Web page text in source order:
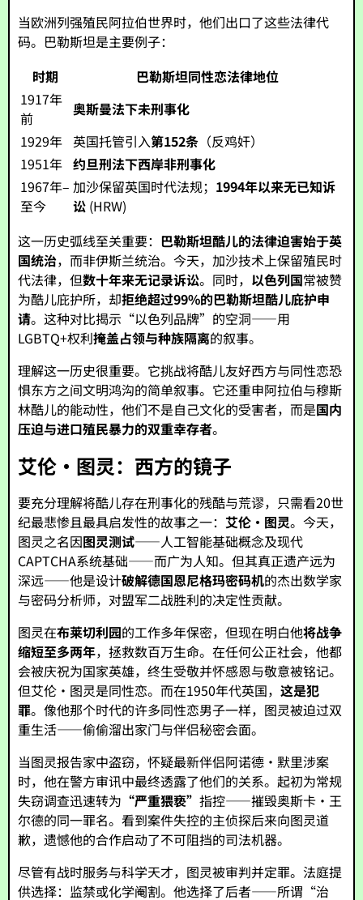
当欧洲列强殖民阿拉伯世界时，他们出口了这些法律代
码。巴勒斯坦是主要例子：
时期
巴勒斯坦同性恋法律地位
1917年
前
奥斯曼法下未刑事化
1929年 英国托管引入第152条 （反鸡奸）
1951年 约旦刑法下西岸非刑事化
1967年–
至今
加沙保留英国时代法规； 1994年以来无已知诉
讼 (HRW)
这一历史弧线至关重要： 巴勒斯坦酷儿的法律迫害始于英
国统治，而非伊斯兰统治。今天，加沙技术上保留殖民时
代法律，但数十年来无记录诉讼。同时， 以色列国常被赞
为酷儿庇护所，却拒绝超过99%的巴勒斯坦酷儿庇护申
请。这种对比揭示“以色列品牌”的空洞——用
LGBTQ+权利掩盖占领与种族隔离的叙事。
理解这一历史很重要。它挑战将酷儿友好西方与同性恋恐
惧东方之间文明鸿沟的简单叙事。它还重申阿拉伯与穆斯
林酷儿的能动性，他们不是自己文化的受害者，而是国内
压迫与进口殖民暴力的双重幸存者。
艾伦·图灵：西方的镜子
要充分理解将酷儿存在刑事化的残酷与荒谬，只需看20世
纪最悲惨且最具启发性的故事之一：艾伦·图灵。今天，
图灵之名因图灵测试——人工智能基础概念及现代
CAPTCHA系统基础——而广为人知。但其真正遗产远为
深远——他是设计破解德国恩尼格玛密码机的杰出数学家
与密码分析师，对盟军二战胜利的决定性贡献。
图灵在布莱切利园的工作多年保密，但现在明白他将战争
缩短至多两年，拯救数百万生命。在任何公正社会，他都
会被庆祝为国家英雄，终生受敬并怀感恩与敬意被铭记。
但艾伦·图灵是同性恋。而在1950年代英国，这是犯
罪。像他那个时代的许多同性恋男子一样，图灵被迫过双
重生活——偷偷溜出家门与伴侣秘密会面。
当图灵报告家中盗窃，怀疑最新伴侣阿诺德·默里涉案
时，他在警方审讯中最终透露了他们的关系。起初为常规
失窃调查迅速转为 “严重猥亵”指控——摧毁奥斯卡·王
尔德的同一罪名。看到案件失控的主侦探后来向图灵道
歉，遗憾他的合作启动了不可阻挡的司法机器。
尽管有战时服务与科学天才，图灵被审判并定罪。法庭提
供选择：监禁或化学阉割。他选择了后者——所谓“治